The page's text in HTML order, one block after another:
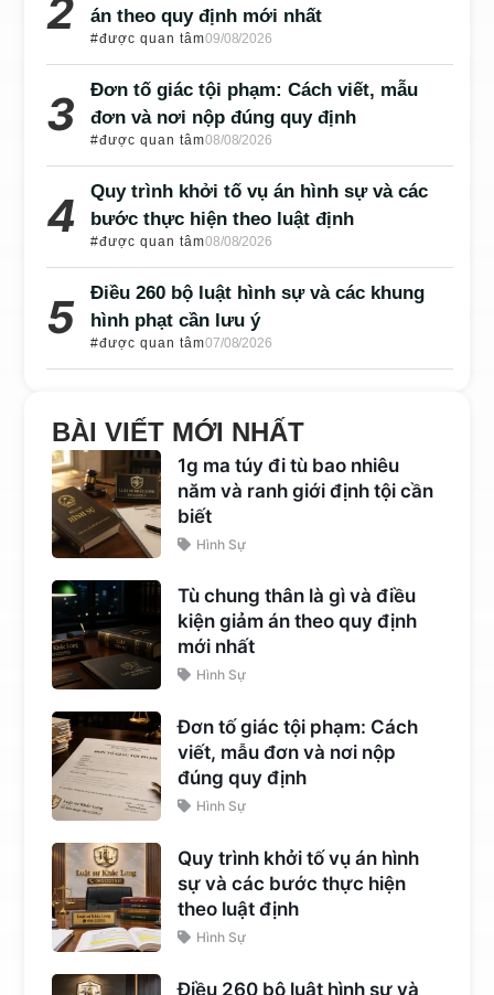
án theo quy định mới nhất
#được quan tâm09/08/2026
Đơn tố giác tội phạm: Cách viết, mẫu
đơn và nơi nộp đúng quy định
#được quan tâm08/08/2026
Quy trình khởi tố vụ án hình sự và các
bước thực hiện theo luật định
#được quan tâm08/08/2026
Điều 260 bộ luật hình sự và các khung
hình phạt cần lưu ý
#được quan tâm07/08/2026
BÀI VIẾT MỚI NHẤT
1g ma túy đi tù bao nhiêu
năm và ranh giới định tội cần
biết
Hình Sự
Tù chung thân là gì và điều
kiện giảm án theo quy định
mới nhất
Hình Sự
Đơn tố giác tội phạm: Cách
viết, mẫu đơn và nơi nộp
đúng quy định
Hình Sự
Quy trình khởi tố vụ án hình
sự và các bước thực hiện
theo luật định
Hình Sự
Điều 260 bộ luật hình sự và